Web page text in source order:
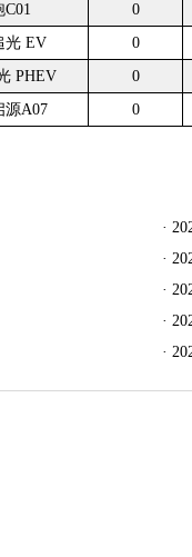
C01
0
光 EV
0
PHEV
0
源A07 0
·
·
·
·
·